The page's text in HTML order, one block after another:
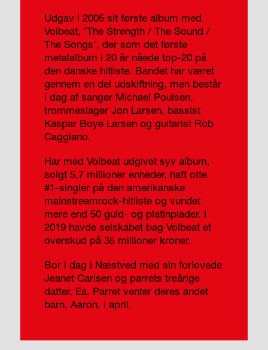
Udgav i 2005 sit første album med
Volbeat, ’The Strength / The Sound /
The Songs’, der som det første
metalalbum i 20 år nåede top-20 på
den danske hitliste. Bandet har været
gennem en del udskiftning, men består
i dag af sanger Michael Poulsen,
trommeslager Jon Larsen, bassist
Kaspar Boye Larsen og guitarist Rob
Caggiano.
Har med Volbeat udgivet syv album,
solgt 5,7 millioner enheder, haft otte
#1-singler på den amerikanske
mainstreamrock-hitliste og vundet
mere end 50 guld- og platinplader. I
2019 havde selskabet bag Volbeat et
overskud på 35 millioner kroner.
Bor i dag i Næstved med sin forlovede
Jeanet Carlsen og parrets treårige
datter, Ea. Parret venter deres andet
barn, Aaron, i april.